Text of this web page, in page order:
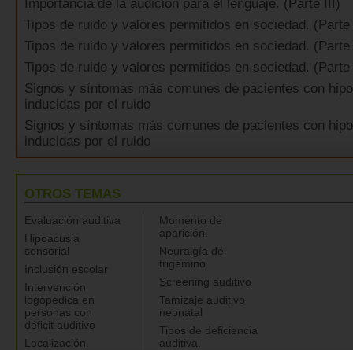
Importancia de la audición para el lenguaje. (Parte III)
Tipos de ruido y valores permitidos en sociedad.
Tipos de ruido y valores permitidos en sociedad.
Tipos de ruido y valores permitidos en sociedad.
Signos y síntomas más comunes de pacientes con
inducidas por el ruido
Signos y síntomas más comunes de pacientes con
inducidas por el ruido
OTROS TEMAS
Evaluación auditiva
Hipoacusia
sensorial
Inclusión escolar
Intervención
logopedica en
personas con
déficit auditivo
Localización.
Momento de
aparición.
Neuralgía del
trigémino
Screening auditivo
Tamizaje auditivo
neonatal
Tipos de deficiencia
auditiva.